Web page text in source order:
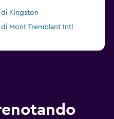
Kingston
Mont Tremblant Intl